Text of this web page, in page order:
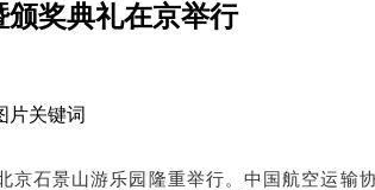
颁奖典礼在京举行
石景山游乐园隆重举行。中国航空运输